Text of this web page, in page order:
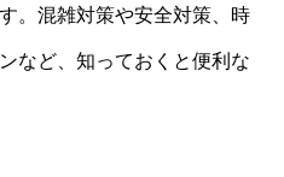
。混雑対策や安全対策、時
など、知っておくと便利な